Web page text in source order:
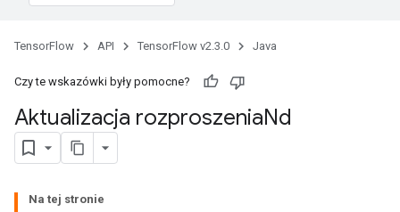
TensorFlow API TensorFlow v2.3.0 Java
Czy te wskazówki były pomocne?
Aktualizacja rozproszeniaNd
Na tej stronie